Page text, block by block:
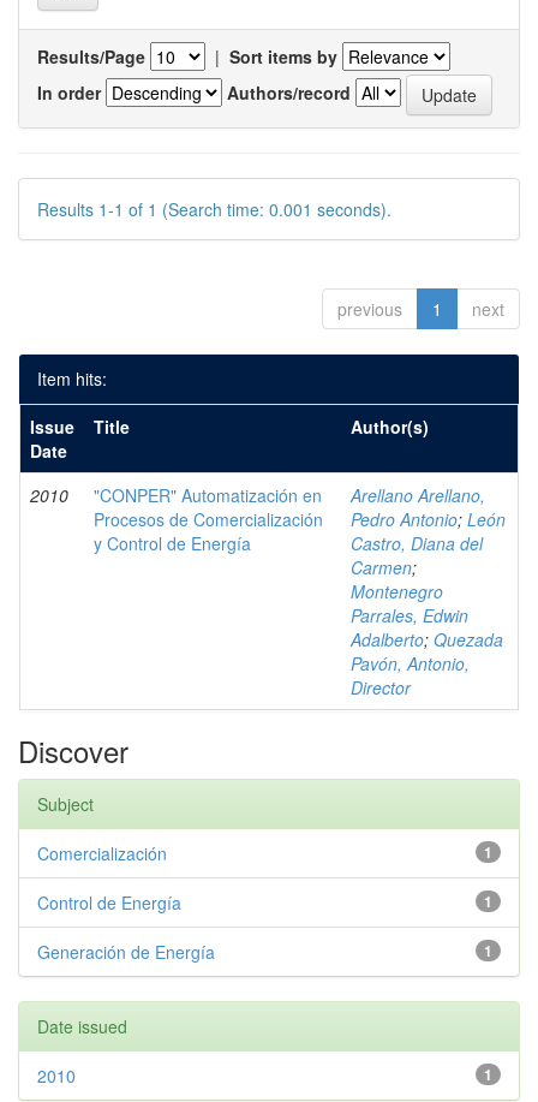
Results/Page | Sort items by
In order
Authors/record
Results 1-1 of 1 (Search time: 0.001 seconds).
previous 1 next
Item hits:
Issue
Date
Title Author(s)
2010
"CONPER" Automatización en
Procesos de Comercialización
y Control de Energía
Arellano Arellano,
Pedro Antonio; León
Castro, Diana del
Carmen;
Montenegro
Parrales, Edwin
Adalberto; Quezada
Pavón, Antonio,
Director
Discover
Subject
1
Comercialización
1
Control de Energía
1
Generación de Energía
Date issued
1
2010